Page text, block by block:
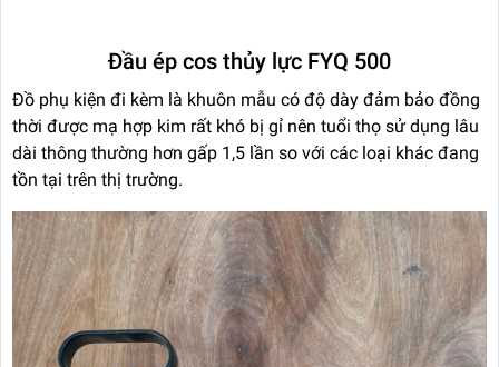
Đầu ép cos thủy lực FYQ 500
Đồ phụ kiện đi kèm là khuôn mẫu có độ dày đảm bảo đồng
thời được mạ hợp kim rất khó bị gỉ nên tuổi thọ sử dụng lâu
dài thông thường hơn gấp 1,5 lần so với các loại khác đang
tồn tại trên thị trường.